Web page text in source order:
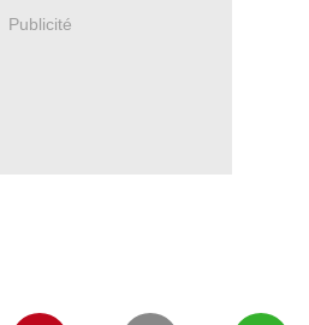
Publicité